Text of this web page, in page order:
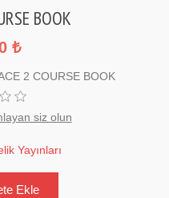
BOOK
₺
2 COURSE BOOK
siz olun
Yayınları